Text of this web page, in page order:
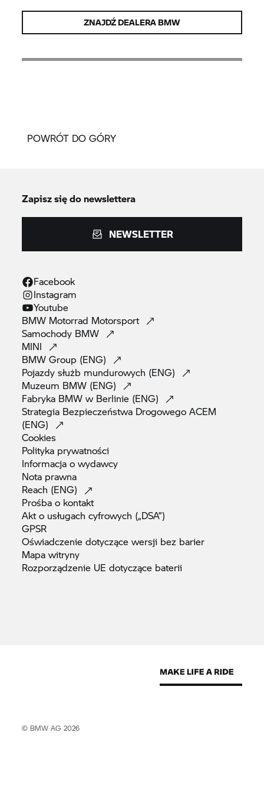
ZNAJDŹ DEALERA BMW
POWRÓT DO GÓRY
Zapisz się do newslettera
NEWSLETTER
Facebook
Instagram
Youtube
BMW Motorrad Motorsport
Samochody BMW
MINI
BMW Group (ENG)
Pojazdy służb mundurowych (ENG)
Muzeum BMW (ENG)
Fabryka BMW w Berlinie (ENG)
Strategia Bezpieczeństwa Drogowego ACEM
(ENG)
Cookies
Polityka prywatności
Informacja owydawcy
Nota prawna
Reach (ENG)
Prośba o kontakt
Akt o usługach cyfrowych („DSA”)
GPSR
Oświadczenie dotyczące wersji bez barier
Mapawitryny
Rozporządzenie UE dotyczące baterii
© BMW AG 2026